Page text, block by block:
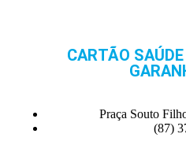
CARTÃO
Praça Souto
(87)